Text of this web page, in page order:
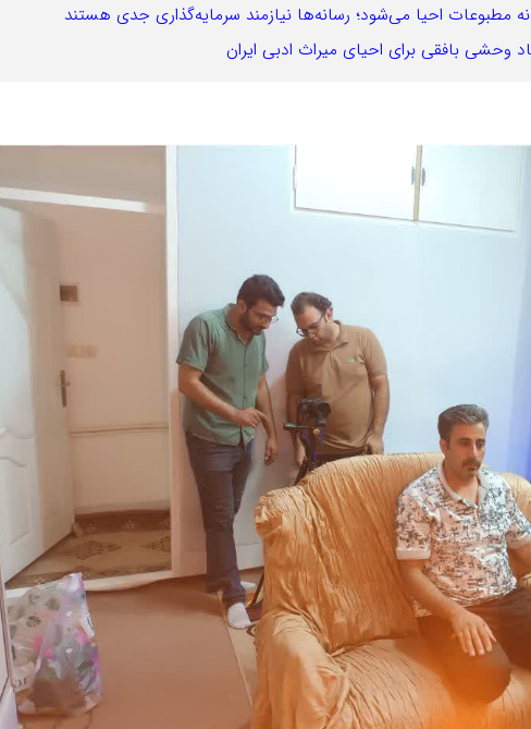
مطبوعات احیا می‌شود؛ رسانه‌ها نیازمند سرمایه‌گذاری جدی هستند
وحشی بافقی برای احیای میراث ادبی ایران